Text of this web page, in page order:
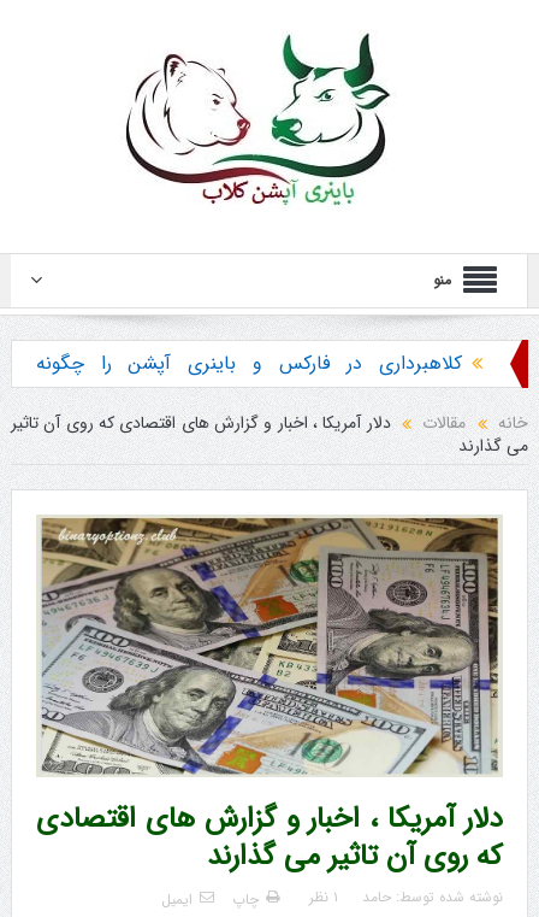
منو
کلاهبرداری در فارکس و باینری آپشن را چگونه
تشخیص دهیم ؟
هشدار در مورد خرید استراتژی ها و پکیج آموزش
باینری آپشن
خانه مقالات
دلار آمریکا ، اخبار و گزارش های اقتصادی که روی آن تاثیر
می گذارند
دلار آمریکا ، اخبار و گزارش های اقتصادی
که روی آن تاثیر می گذارند
نوشته شده توسط: حامد ۱ نظر چاپ ایمیل